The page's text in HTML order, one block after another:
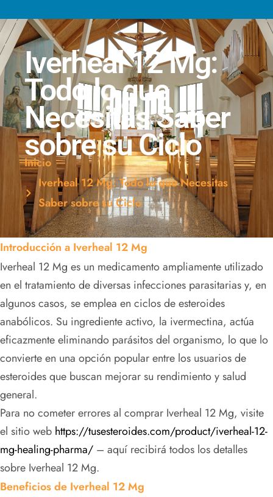
Iverheal 12 Mg:
Todo lo que
Necesitas Saber
sobre su Ciclo
Inicio
Iverheal 12 Mg: Todo lo que Necesitas
Saber sobre su Ciclo
Introducción a Iverheal 12 Mg
Iverheal 12 Mg es un medicamento ampliamente utilizado
en el tratamiento de diversas infecciones parasitarias y, en
algunos casos, se emplea en ciclos de esteroides
anabólicos. Su ingrediente activo, la ivermectina, actúa
eficazmente eliminando parásitos del organismo, lo que lo
convierte en una opción popular entre los usuarios de
esteroides que buscan mejorar su rendimiento y salud
general.
Para no cometer errores al comprar Iverheal 12 Mg, visite
el sitio web https://tusesteroides.com/product/iverheal-12-
mg-healing-pharma/ – aquí recibirá todos los detalles
sobre Iverheal 12 Mg.
Beneficios de Iverheal 12 Mg